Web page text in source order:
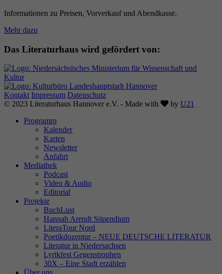
Informationen zu Preisen, Vorverkauf und Abendkasse.
Mehr dazu
Das Literaturhaus wird gefördert von:
Kontakt Impressum Datenschutz
© 2023 Literaturhaus Hannover e.V. - Made with
Love
by U21
Programm
Kalender
Karten
Newsletter
Anfahrt
Mediathek
Podcast
Video & Audio
Editorial
Projekte
BuchLust
Hannah Arendt Stipendium
LiteraTour Nord
Poetikdozentur – NEUE DEUTSCHE LITERATUR
Literatur in Niedersachsen
Lyrikfest Gegenstrophen
30X – Eine Stadt erzählen
Name _pk_ref
Anbieter
Laufzeit 6 Monate
Zweck
Zuordnungsinformationen des Empfehlers zu
speichern, der ursprünglich zum Besuch der
Website verwendet worden ist.